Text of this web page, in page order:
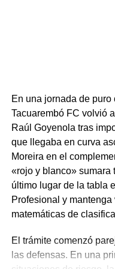
En una jornada de
Tacuarembó FC volvió
Raúl Goyenola tras
que llegaba en curva
Moreira en el
«rojo y blanco» sumara
último lugar de la tabla
Profesional y
matemáticas de
El trámite comenzó
las defensas. En una